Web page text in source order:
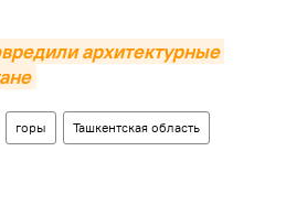
архитектурные
горы Ташкентская область